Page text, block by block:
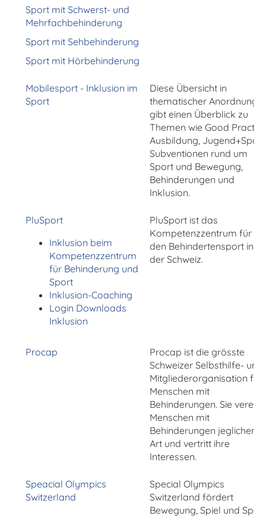
Sport mit Schwerst- und
Mehrfachbehinderung
Sport mit Sehbehinderung
Sport mit Hörbehinderung
Mobilesport - Inklusion im
Sport
Diese Übersicht in
thematischer Anordnung
gibt einen Überblick zu
Themen wie Good
Ausbildung,
Subventionen rund um
Sport und Bewegung,
Behinderungen und
Inklusion.
PluSport
Inklusion beim
Kompetenzzentrum
für Behinderung und
Sport
Inklusion-Coaching
Login Downloads
Inklusion
PluSport ist das
Kompetenzzentrum für
den Behindertensport in
der Schweiz.
Procap
Procap ist die grösste
Schweizer Selbsthilfe- und
Mitgliederorganisation für
Menschen mit
Behinderungen. Sie vereint
Menschen mit
Behinderungen jeglicher
Art und vertritt ihre
Interessen.
Speacial Olympics
Switzerland
Special Olympics
Switzerland fördert
Bewegung, Spiel und Sport